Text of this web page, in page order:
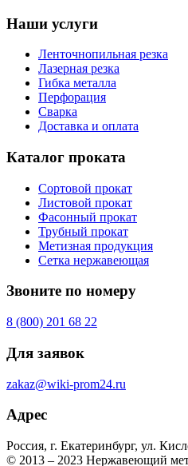
Наши услуги
Ленточнопильная резка
Лазерная резка
Гибка металла
Перфорация
Сварка
Доставка и оплата
Каталог проката
Сортовой прокат
Листовой прокат
Фасонный прокат
Трубный прокат
Метизная продукция
Сетка нержавеющая
Звоните по номеру
8 (800) 201 68 22
Для заявок
zakaz@wiki-prom24.ru
Адрес
Россия, г. Екатеринбург, ул.
© 2013 – 2023 Нержавеющий